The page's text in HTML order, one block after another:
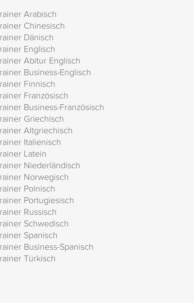
Arabisch
Chinesisch
Dänisch
Englisch
Abitur Englisch
Business-Englisch
Finnisch
Französisch
Business-Französisch
Griechisch
Altgriechisch
Italienisch
Latein
Niederländisch
Norwegisch
Polnisch
Portugiesisch
Russisch
Schwedisch
Spanisch
Business-Spanisch
Türkisch